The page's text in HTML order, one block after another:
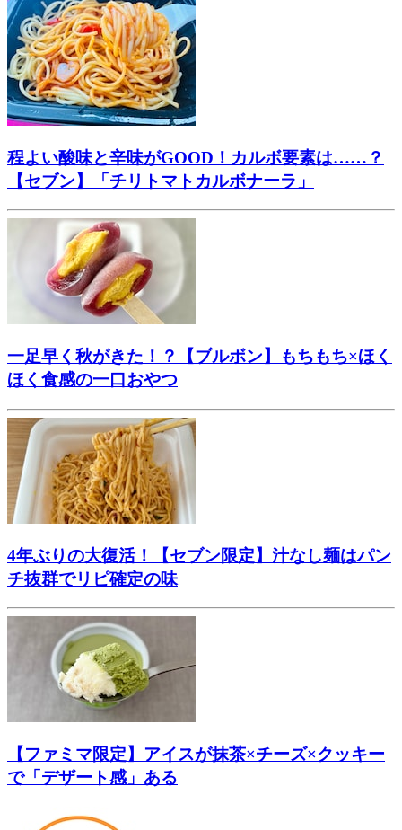
程よい酸味と辛味がGOOD！カルボ要素は……？
【セブン】「チリトマトカルボナーラ」
一足早く秋がきた！？【ブルボン】もちもち×ほく
ほく食感の一口おやつ
4年ぶりの大復活！【セブン限定】汁なし麺はパン
チ抜群でリピ確定の味
【ファミマ限定】アイスが抹茶×チーズ×クッキー
で「デザート感」ある